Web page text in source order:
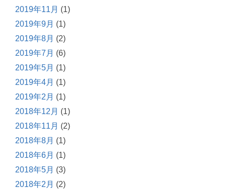
2019年11月 (1)
2019年9月 (1)
2019年8月 (2)
2019年7月 (6)
2019年5月 (1)
2019年4月 (1)
2019年2月 (1)
2018年12月 (1)
2018年11月 (2)
2018年8月 (1)
2018年6月 (1)
2018年5月 (3)
2018年2月 (2)